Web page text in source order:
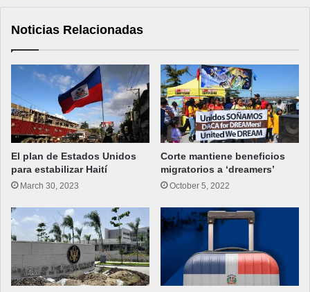
Noticias Relacionadas
El plan de Estados Unidos
para estabilizar Haití
March 30, 2023
Corte mantiene beneficios
migratorios a ‘dreamers’
October 5, 2022